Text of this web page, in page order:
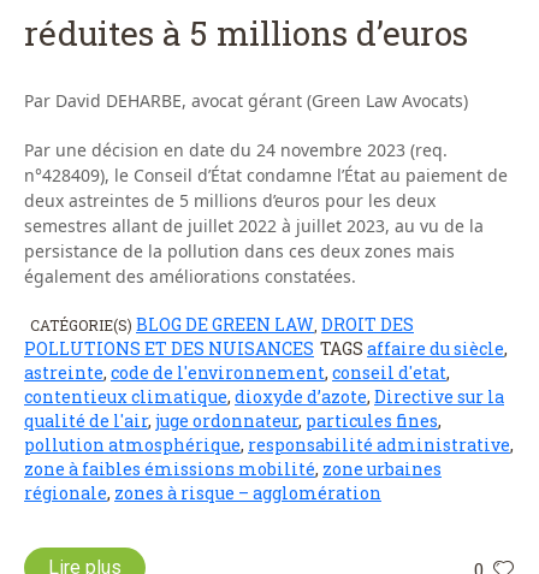
réduites à 5 millions d’euros
Par David DEHARBE, avocat gérant (Green Law Avocats)
Par une décision en date du 24 novembre 2023 (req.
n°428409), le Conseil d’État condamne l’État au paiement de
deux astreintes de 5 millions d’euros pour les deux
semestres allant de juillet 2022 à juillet 2023, au vu de la
persistance de la pollution dans ces deux zones mais
également des améliorations constatées.
CATÉGORIE(S) BLOG DE GREEN LAW DROIT DES
POLLUTIONS ET DES NUISANCES TAGS affaire du siècle,
astreinte, code de l'environnement, conseil d'etat,
contentieux climatique, dioxyde d’azote, Directive sur la
qualité de l'air, juge ordonnateur, particules fines,
pollution atmosphérique, responsabilité administrative,
zone à faibles émissions mobilité, zone urbaines
régionale, zones à risque – agglomération
Lire plus